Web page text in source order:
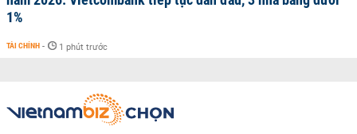
1%
TÀI CHÍNH - 1 phút trước